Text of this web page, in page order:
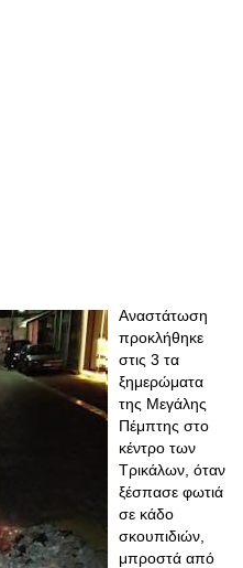
Αναστάτωση
προκλήθηκε
στις 3 τα
ξημερώματα
της Μεγάλης
Πέμπτης στο
κέντρο των
Τρικάλων, όταν
ξέσπασε φωτιά
σε κάδο
σκουπιδιών,
μπροστά από